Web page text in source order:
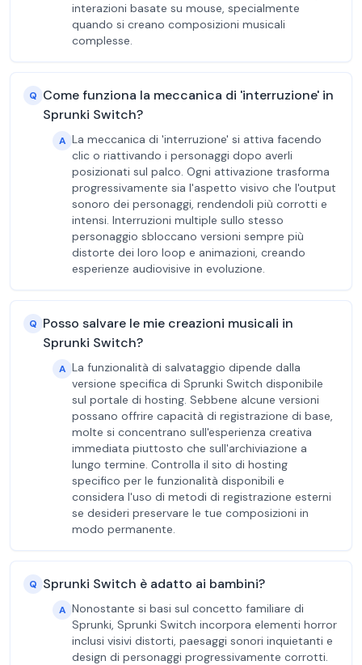
interazioni basate su mouse, specialmente
quando si creano composizioni musicali
complesse.
Q Come funziona la meccanica di 'interruzione' in
Sprunki Switch?
A La meccanica di 'interruzione' si attiva facendo
clic o riattivando i personaggi dopo averli
posizionati sul palco. Ogni attivazione trasforma
progressivamente sia l'aspetto visivo che l'output
sonoro dei personaggi, rendendoli più corrotti e
intensi. Interruzioni multiple sullo stesso
personaggio sbloccano versioni sempre più
distorte dei loro loop e animazioni, creando
esperienze audiovisive in evoluzione.
Q Posso salvare le mie creazioni musicali in
Sprunki Switch?
A La funzionalità di salvataggio dipende dalla
versione specifica di Sprunki Switch disponibile
sul portale di hosting. Sebbene alcune versioni
possano offrire capacità di registrazione di base,
molte si concentrano sull'esperienza creativa
immediata piuttosto che sull'archiviazione a
lungo termine. Controlla il sito di hosting
specifico per le funzionalità disponibili e
considera l'uso di metodi di registrazione esterni
se desideri preservare le tue composizioni in
modo permanente.
Q Sprunki Switch è adatto ai bambini?
A Nonostante si basi sul concetto familiare di
Sprunki, Sprunki Switch incorpora elementi horror
inclusi visivi distorti, paesaggi sonori inquietanti e
design di personaggi progressivamente corrotti.